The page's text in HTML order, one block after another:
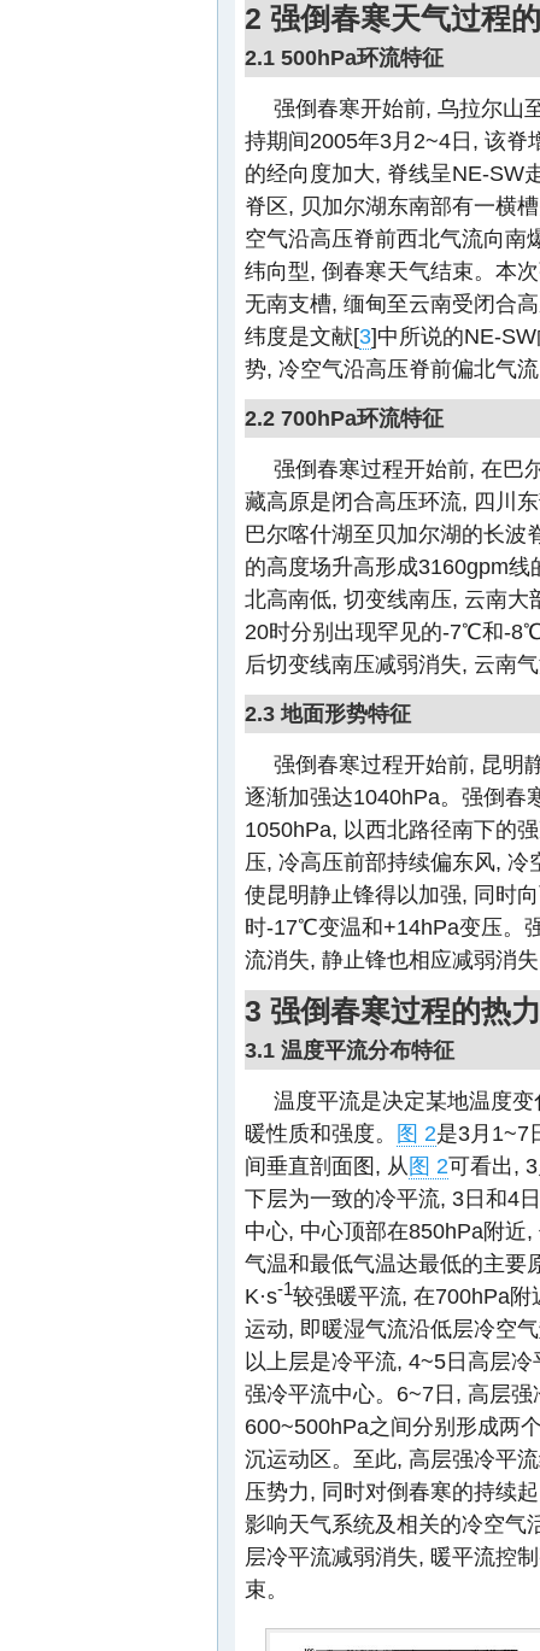
2 强倒春寒天气过程
2.1 500hPa环流特征
强倒春寒开始前, 乌拉尔山
持期间2005年3月2~4日, 该脊
的经向度加大, 脊线呈NE-SW
脊区, 贝加尔湖东南部有一横
空气沿高压脊前西北气流向南
纬向型, 倒春寒天气结束。本
无南支槽, 缅甸至云南受闭合
纬度是文献[3]中所说的NE-
势, 冷空气沿高压脊前偏北气
2.2 700hPa环流特征
强倒春寒过程开始前, 在巴
藏高原是闭合高压环流, 四川
巴尔喀什湖至贝加尔湖的长波
的高度场升高形成3160gpm
北高南低, 切变线南压, 云南
20时分别出现罕见的-7℃和-
后切变线南压减弱消失, 云南
2.3 地面形势特征
强倒春寒过程开始前, 昆明
逐渐加强达1040hPa。强倒春
1050hPa, 以西北路径南下的
压, 冷高压前部持续偏东风,
使昆明静止锋得以加强, 同时
时-17℃变温和+14hPa变压。
流消失, 静止锋也相应减弱消
3 强倒春寒过程的热
3.1 温度平流分布特征
温度平流是决定某地温度
暖性质和强度。 图 2是3月1~7
间垂直剖面图, 从图 2可看出,
下层为一致的冷平流, 3日和4
中心, 中心顶部在850hPa附近
气温和最低气温达最低的主要
K·s-1较强暖平流, 在700hPa
运动, 即暖湿气流沿低层冷空
以上层是冷平流, 4~5日高层
强冷平流中心。6~7日, 高层
600~500hPa之间分别形成两
沉运动区。至此, 高层强冷平
压势力, 同时对倒春寒的持续
影响天气系统及相关的冷空气
层冷平流减弱消失, 暖平流控
束。